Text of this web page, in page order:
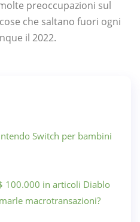
preoccupazioni sul
che saltano fuori ogni
il 2022.
Switch per bambini
100.000 in articoli Diablo
macrotransazioni?